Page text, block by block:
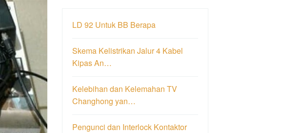
LD 92 Untuk BB Berapa
Skema Kelistrikan Jalur 4 Kabel
Kipas An…
Kelebihan dan Kelemahan TV
Changhong yan…
Pengunci dan Interlock Kontaktor